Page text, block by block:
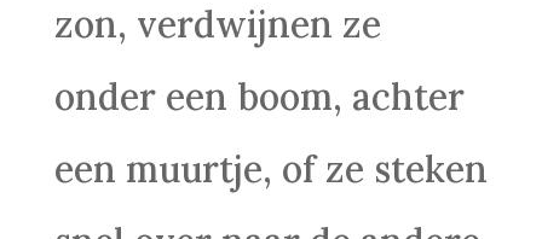
zon, verdwijnen ze
onder een boom, achter
een muurtje, of ze steken